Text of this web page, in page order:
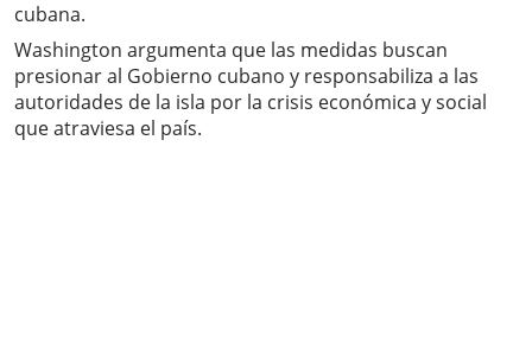
cubana.
Washington argumenta que las medidas buscan
presionar al Gobierno cubano y responsabiliza a las
autoridades de la isla por la crisis económica y social
que atraviesa el país.